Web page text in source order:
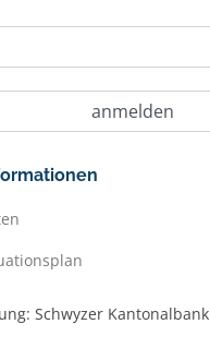
Schwyzer Kantonalbank